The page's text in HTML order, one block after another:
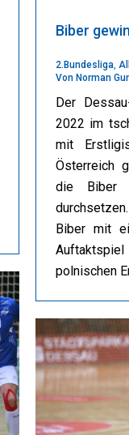
Biber
2.Bundesliga,
Von Norman
Der
2022 im
mit
Österreich
die Biber
Biber mit
polnischen